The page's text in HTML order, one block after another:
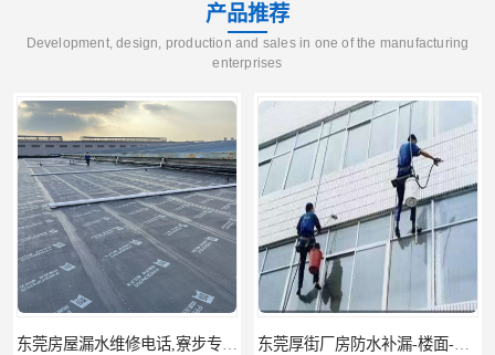
产品推荐
Development, design, production and sales in one of the manufacturing
enterprises